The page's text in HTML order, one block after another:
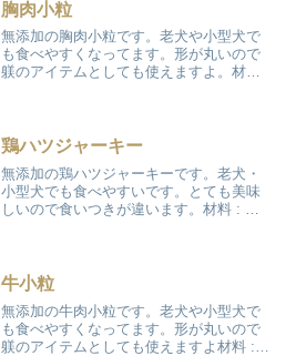
胸肉小粒
無添加の胸肉小粒です。老犬や小型犬で
も食べやすくなってます。形が丸いので
躾のアイテムとしても使えますよ。材料 :
鶏ハツジャーキー
無添加の鶏ハツジャーキーです。老犬・
小型犬でも食べやすいです。とても美味
しいので食いつきが違います。材料 : 鶏
多...
牛小粒
無添加の牛肉小粒です。老犬や小型犬で
も食べやすくなってます。形が丸いので
躾のアイテムとしても使えますよ材料 :